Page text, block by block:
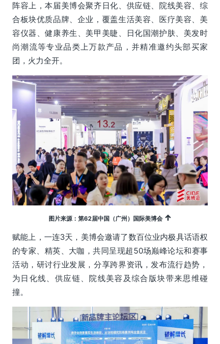
阵容上，本届美博会聚齐日化、供应链、院线美容、综
合板块优质品牌、企业，覆盖生活美容、医疗美容、美
容仪器、健康养生、美甲美睫、日化国潮护肤、美发时
尚潮流等专业品类上万款产品，并精准邀约头部买家
团，火力全开。
图片来源：第62届中国（广州）国际美博会 ↑
赋能上，一连3天，美博会邀请了数百位业内极具话语权
的专家、精英、大咖，共同呈现超50场巅峰论坛和赛事
活动，研讨行业发展，分享跨界资讯，发布流行趋势，
为日化线、供应链、院线美容及综合版块带来思维碰
撞。